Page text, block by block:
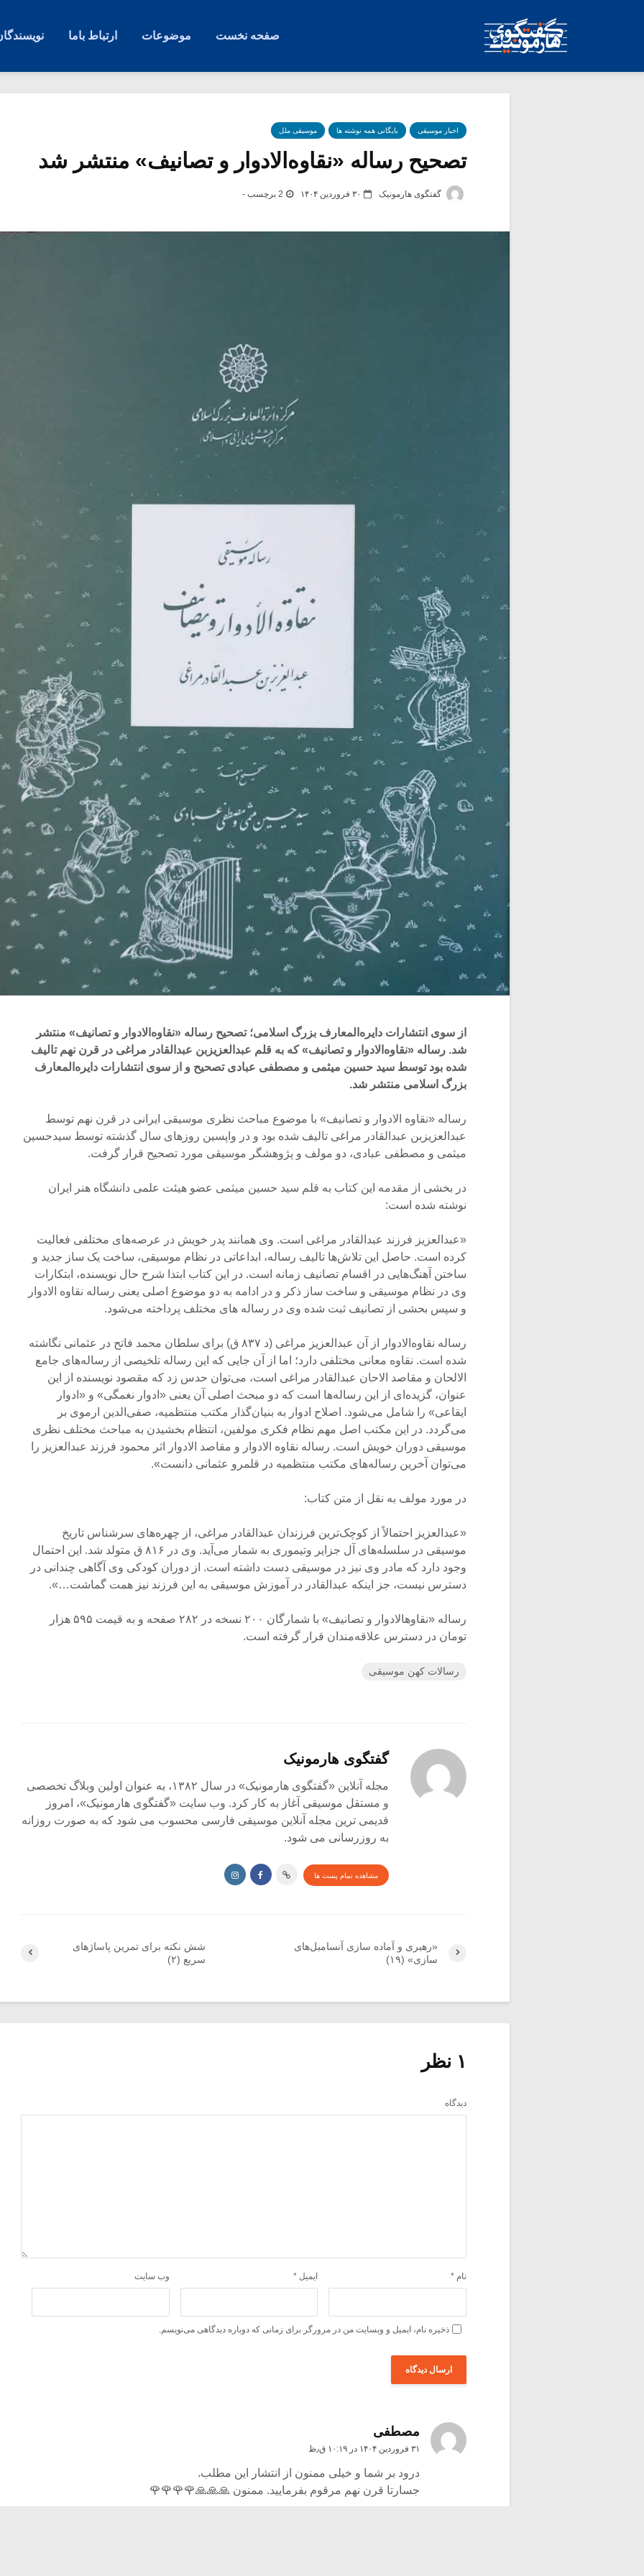
صفحه نخست موضوعات ارتباط باما
اخبار موسیقی بایگانی همه نوشته ها موسیقی ملل
تصحیح رساله «نقاوه‌الادوار و تصانیف» منتشر شد
گفتگوی هارمونیک ۳۰ فروردین ۱۴۰۴ 2 برچسب -
از سوی انتشارات دایره‌المعارف بزرگ اسلامی؛ تصحیح رساله «نقاوه‌الادوار و تصانیف» منتشر
شد. رساله «نقاوه‌الادوار و تصانیف» که به قلم عبدالعزیزبن عبدالقادر مراغی در قرن نهم تالیف
شده بود توسط سید حسین میثمی و مصطفی عبادی تصحیح و از سوی انتشارات دایره‌المعارف
بزرگ اسلامی منتشر شد.
رساله «نقاوه الادوار و تصانیف» با موضوع مباحث نظری موسیقی ایرانی در قرن نهم توسط
عبدالعزیزبن عبدالقادر مراغی تالیف شده بود و در واپسین روزهای سال گذشته توسط سیدحسین
میثمی و مصطفی عبادی، دو مولف و پژوهشگر موسیقی مورد تصحیح قرار گرفت.
در بخشی از مقدمه این کتاب به قلم سید حسین میثمی عضو هیئت علمی دانشگاه هنر ایران
نوشته شده است:
«عبدالعزیز فرزند عبدالقادر مراغی است. وی همانند پدر خویش در عرصه‌های مختلفی فعالیت
کرده است. حاصل این تلاش‌ها تالیف رساله، ابداعاتی در نظام موسیقی، ساخت یک ساز جدید و
ساختن آهنگ‌هایی در اقسام تصانیف زمانه است. در این کتاب ابتدا شرح حال نویسنده، ابتکارات
وی در نظام موسیقی و ساخت ساز ذکر و در ادامه به دو موضوع اصلی یعنی رساله نقاوه الادوار
و سپس بحشی از تصانیف ثبت شده وی در رساله های مختلف پرداخته می‌شود.
رساله نقاوه‌الادوار از آن عبدالعزیز مراغی (د ۸۳۷ ق) برای سلطان محمد فاتح در عثمانی نگاشته
شده است. نقاوه معانی مختلفی دارد؛ اما از آن جایی که این رساله تلخیصی از رساله‌های جامع
الالحان و مقاصد الاحان عبدالقادر مراغی است، می‌توان حدس زد که مقصود نویسنده از این
عنوان، گزیده‌ای از این رساله‌ها است که دو مبحث اصلی آن یعنی «ادوار نغمگی» و «ادوار
ایقاعی» را شامل می‌شود. اصلاح ادوار به بنیان‌گذار مکتب منتظمیه، صفی‌الدین ارموی بر
می‌گردد. در این مکتب اصل مهم نظام فکری مولفین، انتظام بخشیدن به مباحث مختلف نظری
موسیقی دوران خویش است. رساله نقاوه الادوار و مقاصد الادوار اثر محمود فرزند عبدالعزیز را
می‌توان آخرین رساله‌های مکتب منتظمیه در قلمرو عثمانی دانست».
در مورد مولف به نقل از متن کتاب:
«عبدالعزیز احتمالاً از کوچک‌ترین فرزندان عبدالقادر مراغی، از چهره‌های سرشناس تاریخ
موسیقی در سلسله‌های آل جزایر وتیموری به شمار می‌آید. وی در ۸۱۶ ق متولد شد. این احتمال
وجود دارد که مادر وی نیز در موسیقی دست داشته است. از دوران کودکی وی آگاهی چندانی در
دسترس نیست، جز اینکه عبدالقادر در آموزش موسیقی به این فرزند نیز همت گماشت…».
رساله «نقاوهالادوار و تصانیف» با شمارگان ۲۰۰ نسخه در ۲۸۲ صفحه و به قیمت ۵۹۵ هزار
تومان در دسترس علاقه‌مندان قرار گرفته است.
رسالات کهن موسیقی
گفتگوی هارمونیک
مجله آنلاین «گفتگوی هارمونیک» در سال ۱۳۸۲، به عنوان اولین وبلاگ تخصصی
و مستقل موسیقی آغاز به کار کرد. وب سایت «گفتگوی هارمونیک»، امروز
قدیمی ترین مجله آنلاین موسیقی فارسی محسوب می شود که به صورت روزانه
به روزرسانی می شود.
مشاهده تمام پست ها
شش نکته برای تمرین پاساژ‌های
سریع (۲)
«رهبری و آماده سازی آنسامبل‌های
سازی» (۱۹)
۱ نظر
دیدگاه
نام * ایمیل * وب‌ سایت
ذخیره نام، ایمیل و وبسایت من در مرورگر برای زمانی که دوباره دیدگاهی می‌نویسم.
مصطفی
۳۱ فروردین ۱۴۰۴ در ۱۰:۱۹ ق٫ظ
درود بر شما و خیلی ممنون از انتشار این مطلب.
جسارتا قرن نهم مرقوم بفرمایید. ممنون 🙏🙏🙏🌹🌹🌹🌹